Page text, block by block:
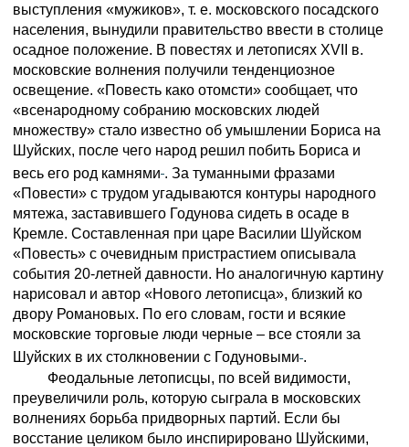
выступления «мужиков», т. е. московского посадского
населения, вынудили правительство ввести в столице
осадное положение. В повестях и летописях XVII в.
московские волнения получили тенденциозное
освещение. «Повесть како отомсти» сообщает, что
«всенародному собранию московских людей
множеству» стало известно об умышлении Бориса на
Шуйских, после чего народ решил побить Бориса и
весь его род камнями . За туманными фразами
«Повести» с трудом угадываются контуры народного
мятежа, заставившего Годунова сидеть в осаде в
Кремле. Составленная при царе Василии Шуйском
«Повесть» с очевидным пристрастием описывала
события 20-летней давности. Но аналогичную картину
нарисовал и автор «Нового летописца», близкий ко
двору Романовых. По его словам, гости и всякие
московские торговые люди черные – все стояли за
Шуйских в их столкновении с Годуновыми .
Феодальные летописцы, по всей видимости,
преувеличили роль, которую сыграла в московских
волнениях борьба придворных партий. Если бы
восстание целиком было инспирировано Шуйскими,